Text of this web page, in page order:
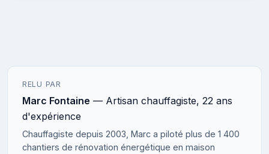
RELU PAR
Marc Fontaine — Artisan chauffagiste, 22 ans
d'expérience
Chauffagiste depuis 2003, Marc a piloté plus de 1 400
chantiers de rénovation énergétique en maison